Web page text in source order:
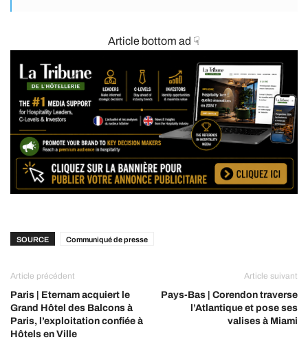
Article bottom ad ☟
SOURCE Communiqué de presse
Article précédent
Paris | Eternam acquiert le
Grand Hôtel des Balcons à
Paris, l’exploitation confiée à
Hôtels en Ville
Article suivant
Pays-Bas | Corendon traverse
l’Atlantique et pose ses
valises à Miami